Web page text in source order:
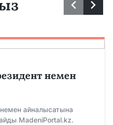
немен
немен айналысатына
MadeniPortal.kz.